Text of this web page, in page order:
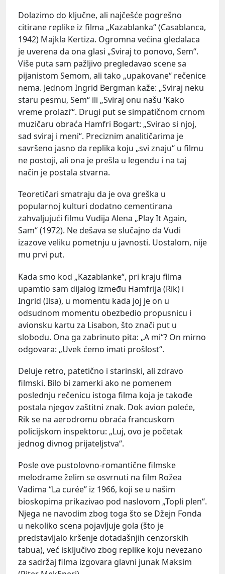
Dolazimo do ključne, ali najčešće pogrešno
citirane replike iz filma „Kazablanka“ (Casablanca,
1942) Majkla Kertiza. Ogromna većina gledalaca
je uverena da ona glasi „Sviraj to ponovo, Sem“.
Više puta sam pažljivo pregledavao scene sa
pijanistom Semom, ali tako „upakovane“ rečenice
nema. Jednom Ingrid Bergman kaže: „Sviraj neku
staru pesmu, Sem“ ili „Sviraj onu našu ‘Kako
vreme prolazi’“. Drugi put se simpatičnom crnom
muzičaru obraća Hamfri Bogart: „Svirao si njoj,
sad sviraj i meni“. Preciznim analitičarima je
savršeno jasno da replika koju „svi znaju“ u filmu
ne postoji, ali ona je prešla u legendu i na taj
način je postala stvarna.
Teoretičari smatraju da je ova greška u
popularnoj kulturi dodatno cementirana
zahvaljujući filmu Vudija Alena „Play It Again,
Sam“ (1972). Ne dešava se slučajno da Vudi
izazove veliku pometnju u javnosti. Uostalom, nije
mu prvi put.
Kada smo kod „Kazablanke“, pri kraju filma
upamtio sam dijalog između Hamfrija (Rik) i
Ingrid (Ilsa), u momentu kada joj je on u
odsudnom momentu obezbedio propusnicu i
avionsku kartu za Lisabon, što znači put u
slobodu. Ona ga zabrinuto pita: „A mi“? On mirno
odgovara: „Uvek ćemo imati prošlost“.
Deluje retro, patetično i starinski, ali zdravo
filmski. Bilo bi zamerki ako ne pomenem
poslednju rečenicu istoga filma koja je takođe
postala njegov zaštitni znak. Dok avion poleće,
Rik se na aerodromu obraća francuskom
policijskom inspektoru: „Luj, ovo je početak
jednog divnog prijateljstva“.
Posle ove pustolovno-romantične filmske
melodrame želim se osvrnuti na film Rožea
Vadima “La curée” iz 1966, koji se u našim
bioskopima prikazivao pod naslovom „Topli plen“.
Njega ne navodim zbog toga što se Džejn Fonda
u nekoliko scena pojavljuje gola (što je
predstavljalo kršenje dotadašnjih cenzorskih
tabua), već isključivo zbog replike koju nevezano
za sadržaj filma izgovara glavni junak Maksim